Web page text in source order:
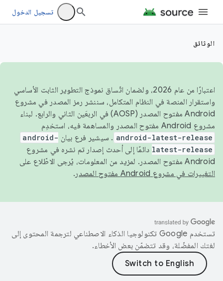
تسجيل الدخول
الوثائق
اعتبارًا من عام 2026، ولضمان اتّساق نموذج التطوير الثابت الأساسي
واستقرار المنصة في النظام المتكامل، سننشر رمز المصدر في مشروع
Android مفتوح المصدر (AOSP) في الربعَين الثاني والرابع. لبناء
مشروع Android مفتوح المصدر والمساهمة فيه، استخدِم
android-latest-release . سيشير فرع بيان android-
latest-release دائمًا إلى أحدث إصدار تم نشره في مشروع
Android مفتوح المصدر. لمزيد من المعلومات، يُرجى الاطّلاع على
التغييرات في مشروع Android مفتوح المصدر
.
تستخدم Google تكنولوجيا الذكاء الاصطناعي لترجمة المحتوى إلى
لغتك المفضّلة، وقد تتضمّن بعض الأخطاء.